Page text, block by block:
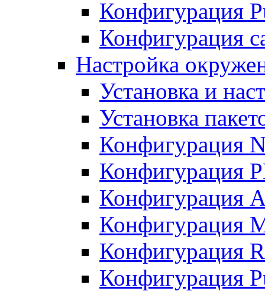
Конфигурация
Конфигурация
Настройка
Установка и
Установка
Конфигурация
Конфигурация
Конфигурация
Конфигурация
Конфигурация
Конфигурация